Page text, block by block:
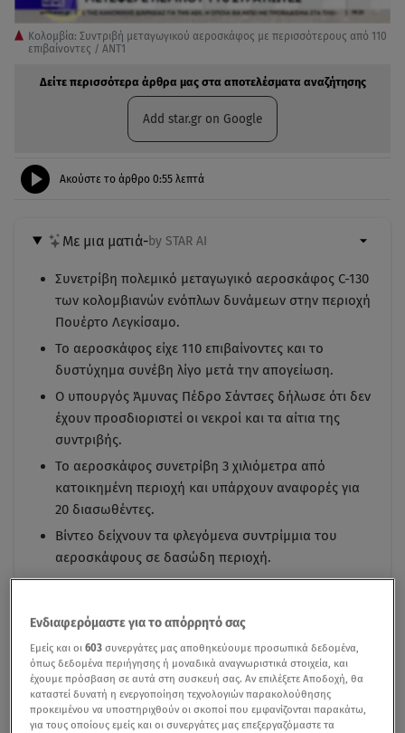
Κολομβία: Συντριβή μεταγωγικού αεροσκάφος με περισσότερους από 110
επιβαίνοντες / ANT1
Δείτε περισσότερα άρθρα μας στα αποτελέσματα αναζήτησης
Add star.gr on Google
Ακούστε το άρθρο 0:55 λεπτά
Με μια ματιά-by STAR AI
Συνετρίβη πολεμικό μεταγωγικό αεροσκάφος C-130
των κολομβιανών ενόπλων δυνάμεων στην περιοχή
Πουέρτο Λεγκίσαμο.
Το αεροσκάφος είχε 110 επιβαίνοντες και το
δυστύχημα συνέβη λίγο μετά την απογείωση.
Ο υπουργός Άμυνας Πέδρο Σάντσες δήλωσε ότι δεν
έχουν προσδιοριστεί οι νεκροί και τα αίτια της
συντριβής.
Το αεροσκάφος συνετρίβη 3 χιλιόμετρα από
κατοικημένη περιοχή και υπάρχουν αναφορές για
20 διασωθέντες.
Βίντεο δείχνουν τα φλεγόμενα συντρίμμια του
αεροσκάφους σε δασώδη περιοχή.
Ενδιαφερόμαστε για το απόρρητό σας
Εμείς και οι603 συνεργάτες μας αποθηκεύουμε προσωπικά δεδομένα,
όπως δεδομένα περιήγησης ή μοναδικά αναγνωριστικά στοιχεία, και
έχουμε πρόσβαση σε αυτά στη συσκευή σας. Αν επιλέξετε Αποδοχή, θα
καταστεί δυνατή η ενεργοποίηση τεχνολογιών παρακολούθησης
προκειμένου να υποστηριχθούν οι σκοποί που εμφανίζονται παρακάτω,
για τους οποίους εμείς και οι συνεργάτες μας επεξεργαζόμαστε τα